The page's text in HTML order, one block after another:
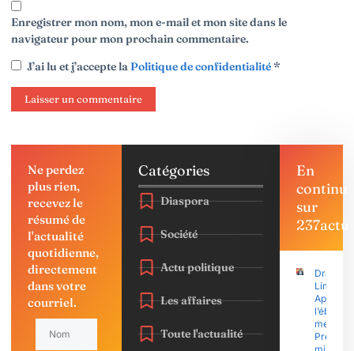
Enregistrer mon nom, mon e-mail et mon site dans le
navigateur pour mon prochain commentaire.
J’ai lu et j’accepte laPolitique de confidentialité*
Ne perdez
plus rien,
recevez le
résumé de
l'actualité
quotidienne,
directement
dans votre
courriel.
Catégories
Diaspora
Société
Actu politique
Les affaires
Toute l'actualité
En
continu
sur
237actu
Drame à
Limbé :
Après
Premier